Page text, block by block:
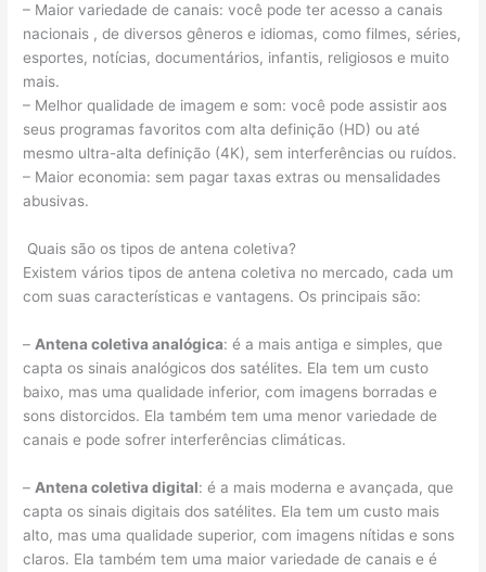
– Maior variedade de canais: você pode ter acesso a canais
nacionais , de diversos gêneros e idiomas, como filmes, séries,
esportes, notícias, documentários, infantis, religiosos e muito
mais.
– Melhor qualidade de imagem e som: você pode assistir aos
seus programas favoritos com alta definição (HD) ou até
mesmo ultra-alta definição (4K), sem interferências ou ruídos.
– Maior economia: sem pagar taxas extras ou mensalidades
abusivas.
Quais são os tipos de antena coletiva?
Existem vários tipos de antena coletiva no mercado, cada um
com suas características e vantagens. Os principais são:
– Antena coletiva analógica: é a mais antiga e simples, que
capta os sinais analógicos dos satélites. Ela tem um custo
baixo, mas uma qualidade inferior, com imagens borradas e
sons distorcidos. Ela também tem uma menor variedade de
canais e pode sofrer interferências climáticas.
– Antena coletiva digital: é a mais moderna e avançada, que
capta os sinais digitais dos satélites. Ela tem um custo mais
alto, mas uma qualidade superior, com imagens nítidas e sons
claros. Ela também tem uma maior variedade de canais e é